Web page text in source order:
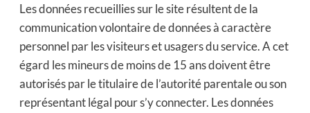
Les données recueillies sur le site résultent de la
communication volontaire de données à caractère
personnel par les visiteurs et usagers du service. A cet
égard les mineurs de moins de 15 ans doivent être
autorisés par le titulaire de l’autorité parentale ou son
représentant légal pour s’y connecter. Les données